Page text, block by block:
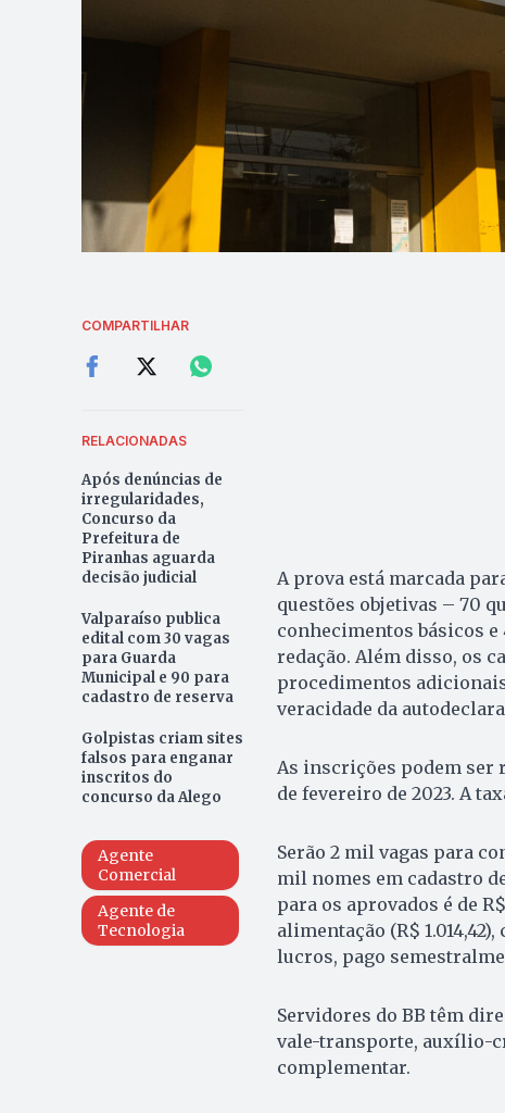
COMPARTILHAR
RELACIONADAS
Após denúncias de
irregularidades,
Concurso da
Prefeitura de
Piranhas aguarda
decisão judicial
Valparaíso publica
edital com 30 vagas
para Guarda
Municipal e 90 para
cadastro de reserva
Golpistas criam sites
falsos para enganar
inscritos do
concurso da Alego
Agente
Comercial
Agente de
Tecnologia
A prova está marcada
questões objetivas – 70
conhecimentos básicos
redação. Além disso, os
procedimentos
veracidade da
As inscrições podem ser
de fevereiro de 2023. A
Serão 2 mil vagas para
mil nomes em cadastro
para os aprovados é de
alimentação (R$
lucros, pago
Servidores do BB têm
vale-transporte, auxílio-
complementar.